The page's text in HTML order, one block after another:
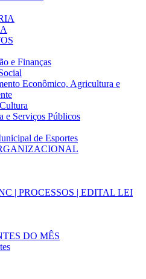
e Finanças
Econômico, Agricultura e
e Serviços Públicos
de Esportes
| PROCESSOS | EDITAL LEI
DO MÊS